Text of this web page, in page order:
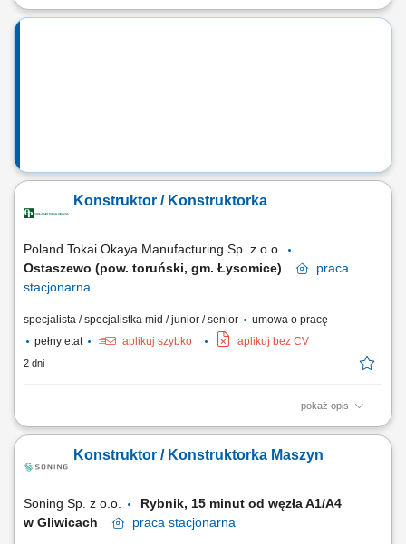
Projektowanie i rozwój zaawansowanych urządzeń łączących
Konstruktor / Konstruktorka
Poland Tokai Okaya Manufacturing Sp. z o.o.
Ostaszewo (pow. toruński, gm. Łysomice)
praca
stacjonarna
specjalista / specjalistka mid / junior / senior
umowa o pracę
pełny etat
aplikuj szybko aplikuj bez CV
2 dni
pokaż opis
Opis stanowiska Konstruowanie i budowa tłoczników postępowych,
Tworzenie pełnej dokumentacji technicznej w środowisku 2D i 3D z
wykorzystaniem oprogramowania Siemens NX; Przygotowywanie
Konstruktor / Konstruktorka Maszyn
Soning Sp. z o.o.
Rybnik, 15 minut od węzła A1/A4
w Gliwicach
praca stacjonarna